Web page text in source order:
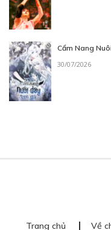
Cẩm Nang
30/07/2026
Trang chủ Về